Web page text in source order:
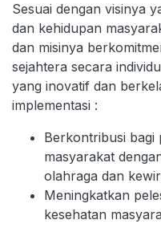
Sesuai dengan visinya
dan kehidupan
dan misinya
sejahtera secara
yang inovatif dan
implementasi :
Berkontribusi bagi
masyarakat
olahraga dan
Meningkatkan
kesehatan